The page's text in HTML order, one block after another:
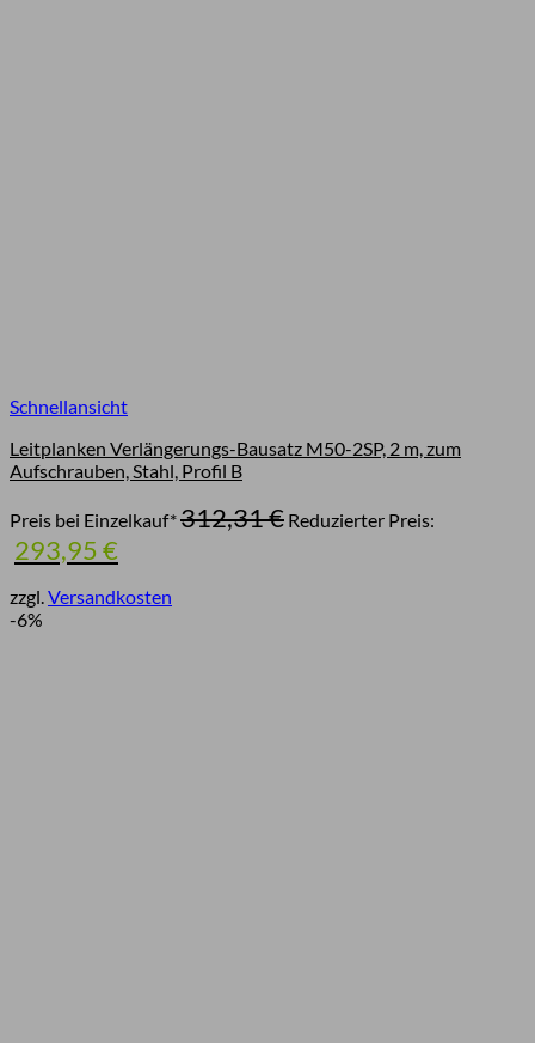
Schnellansicht
Leitplanken Verlängerungs-Bausatz M50-2SP, 2 m, zum
Aufschrauben, Stahl, Profil B
Preis bei Einzelkauf*312,31€ Ursprünglicher
Preis
Reduzierter Preis:
293,95€
Preis
ist:
293,95 €.
zzgl.Versandkosten
-6%